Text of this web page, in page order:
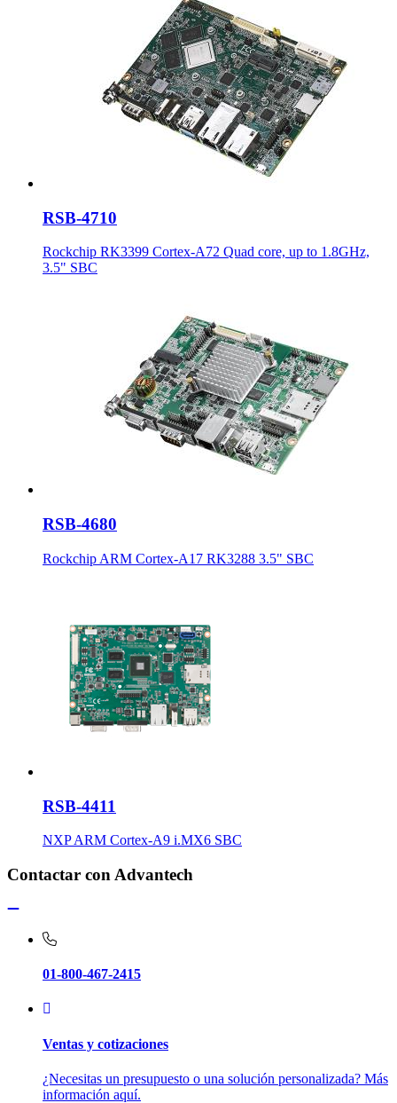
RSB-4710
Rockchip RK3399 Cortex-A72 Quad core, up to 1.8GHz,
3.5" SBC
RSB-4680
Rockchip ARM Cortex-A17 RK3288 3.5" SBC
RSB-4411
NXP ARM Cortex-A9 i.MX6 SBC
Contactar con Advantech
01-800-467-2415
Ventas y cotizaciones
¿Necesitas un presupuesto o una solución personalizada? Más
información aquí.